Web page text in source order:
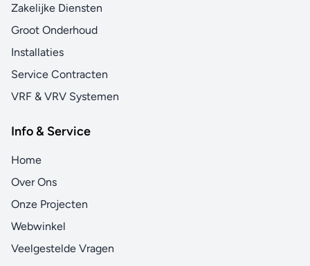
Zakelijke Diensten
Groot Onderhoud
Installaties
Service Contracten
VRF & VRV Systemen
Info & Service
Home
Over Ons
Onze Projecten
Webwinkel
Veelgestelde Vragen